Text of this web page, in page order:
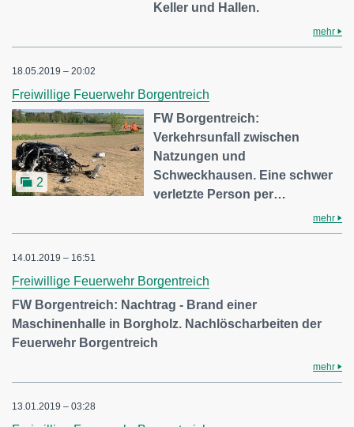
Keller und Hallen.
mehr
18.05.2019 – 20:02
Freiwillige Feuerwehr Borgentreich
2
FW Borgentreich:
Verkehrsunfall zwischen
Natzungen und
Schweckhausen. Eine schwer
verletzte Person per…
mehr
14.01.2019 – 16:51
Freiwillige Feuerwehr Borgentreich
FW Borgentreich: Nachtrag - Brand einer
Maschinenhalle in Borgholz. Nachlöscharbeiten der
Feuerwehr Borgentreich
mehr
13.01.2019 – 03:28